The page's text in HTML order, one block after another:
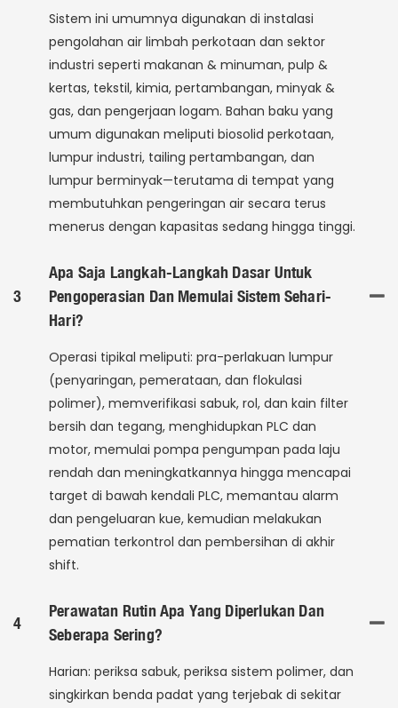
Sistem ini umumnya digunakan di instalasi
pengolahan air limbah perkotaan dan sektor
industri seperti makanan & minuman, pulp &
kertas, tekstil, kimia, pertambangan, minyak &
gas, dan pengerjaan logam. Bahan baku yang
umum digunakan meliputi biosolid perkotaan,
lumpur industri, tailing pertambangan, dan
lumpur berminyak—terutama di tempat yang
membutuhkan pengeringan air secara terus
menerus dengan kapasitas sedang hingga tinggi.
3
Apa Saja Langkah-Langkah Dasar Untuk
Pengoperasian Dan Memulai Sistem Sehari-
Hari?
Operasi tipikal meliputi: pra-perlakuan lumpur
(penyaringan, pemerataan, dan flokulasi
polimer), memverifikasi sabuk, rol, dan kain filter
bersih dan tegang, menghidupkan PLC dan
motor, memulai pompa pengumpan pada laju
rendah dan meningkatkannya hingga mencapai
target di bawah kendali PLC, memantau alarm
dan pengeluaran kue, kemudian melakukan
pematian terkontrol dan pembersihan di akhir
shift.
4
Perawatan Rutin Apa Yang Diperlukan Dan
Seberapa Sering?
Harian: periksa sabuk, periksa sistem polimer, dan
singkirkan benda padat yang terjebak di sekitar